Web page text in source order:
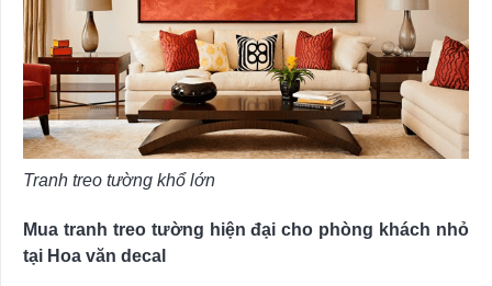
Tranh treo tường khổ lớn
Mua tranh treo tường hiện đại cho phòng khách nhỏ
tại Hoa văn decal